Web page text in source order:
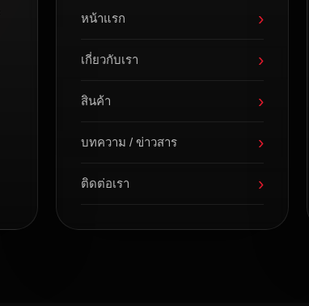
หน้าแรก ›
เกี่ยวกับเรา ›
สินค้า ›
บทความ / ข่าวสาร ›
ติดต่อเรา ›